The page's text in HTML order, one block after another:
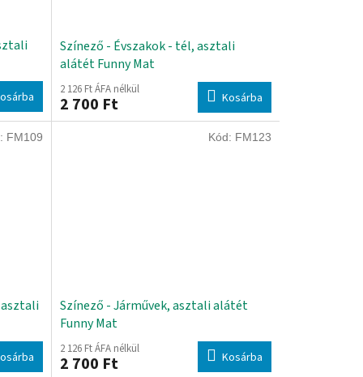
Színező - Évszakok - tél, asztali
alátét Funny Mat
2 126 Ft ÁFA nélkül
2 700 Ft Kosárba
asztali
FM109
Színező - Járművek, asztali alátét
Funny Mat
2 126 Ft ÁFA nélkül
2 700 Ft Kosárba
Kód: FM123